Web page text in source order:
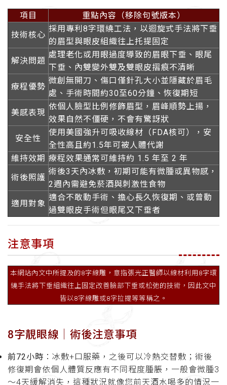
項目
重點內容（移除句號版本）
技術核心
採用專利8字環繞工法，以迴旋式手法將下垂
的眉型與眼皮組織往上托提固定
解決問題
處理老化或用眼過度導致的眉眼下垂、眼尾
下垂、內雙變外雙及雙眼皮摺痕不清晰
療程優勢
微創無開刀、傷口僅針孔大小並隱藏於眉毛
處、手術時間約30至60分鐘、恢復期短
美感表現
依個人臉型比例修飾眉型，眉峰順勢上揚，
效果自然不僵硬，不會有驚訝狀
安全性
使用美國強升可吸收線材（FDA核可），安
全性高且約1.5年可被人體代謝
維持效期 療程效果通常可維持約 1.5 年至 2 年
術後照護
術後3天內冰敷，初期可能有微腫或異物感，
2週內需避免菸酒與刺激性食物
適用對象
適合不敢動手術、擔心長久恢復期、或曾動
過雙眼皮手術但眼尾又下垂者
注意事項
本網站內文中所提及的8字線雕，意指張光正醫師以線材利用8字環
繞手法將下垂組織往上固定改善臉部下垂或松弛的技術，因此文中
皆以8字線雕或8字拉提等等稱之。
8字靚眼線│術後注意事項
前72小時 ：冰敷+口服藥，之後可以冷熱交替敷；術後
修復期會依個人體質反應有不同程度腫脹，一般會微腫3
～4天緩解消失，這種狀況就像您前天酒水喝多的情況一